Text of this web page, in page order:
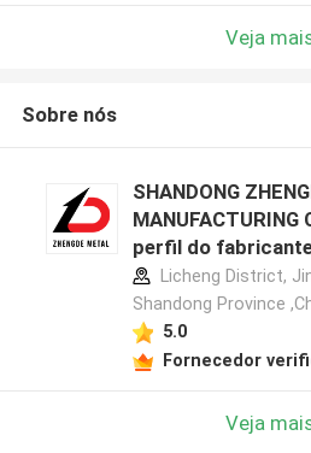
Veja
Sobre nós
SHANDONG
MANUFACTURING
perfil do
Licheng District,
Shandong Province
5.0
Fornecedor
Veja